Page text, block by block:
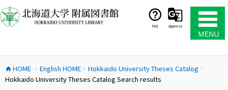
ン
テ
ス
キ
FAQ Japanese
home HOME chevron_right English HOMEchevron_right Hokkaido University Theses Catalog chevron_right
Hokkaido University Theses Catalog Search results